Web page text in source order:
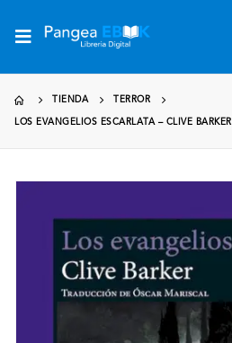
TIENDA TERROR
LOS EVANGELIOS ESCARLATA – CLIVE BARKER